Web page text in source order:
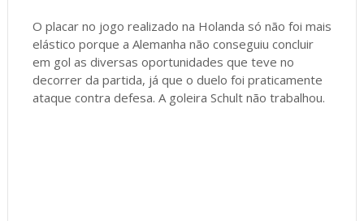
O placar no jogo realizado na Holanda só não foi mais
elástico porque a Alemanha não conseguiu concluir
em gol as diversas oportunidades que teve no
decorrer da partida, já que o duelo foi praticamente
ataque contra defesa. A goleira Schult não trabalhou.